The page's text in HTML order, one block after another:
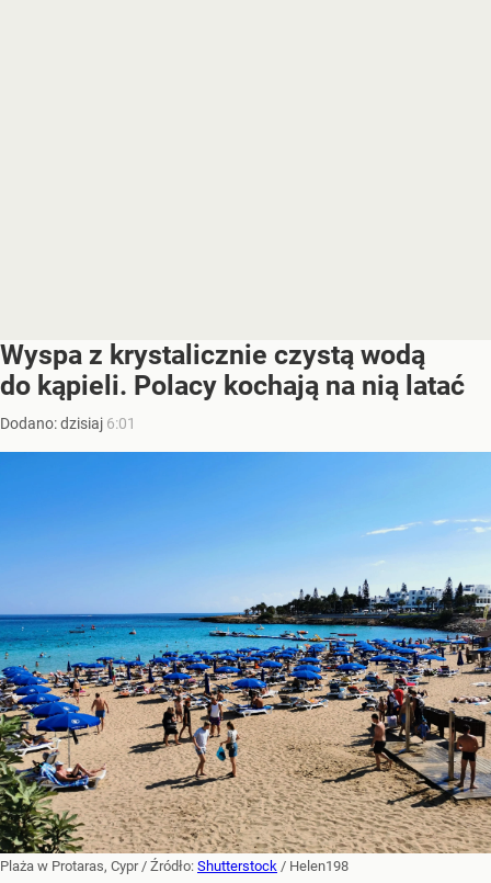
Wyspa z krystalicznie czystą wodą
do kąpieli. Polacy kochają na nią latać
Dodano:dzisiaj 6:01
Plaża w Protaras, Cypr / Źródło: Shutterstock / Helen198